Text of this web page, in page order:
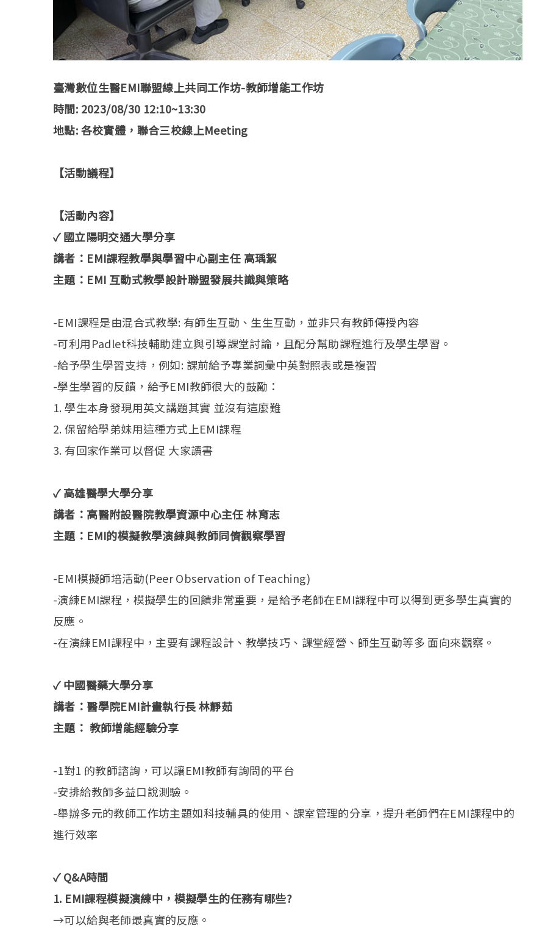
臺灣數位生醫EMI聯盟線上共同工作坊-教師增能工作坊
時間: 2023/08/30 12:10~13:30
地點: 各校實體，聯合三校線上Meeting
【活動議程】
【活動內容】
✓ 國立陽明交通大學分享
講者：EMI課程教學與學習中心副主任 高瑀絜
主題：EMI 互動式教學設計聯盟發展共識與策略
-EMI課程是由混合式教學: 有師生互動、生生互動，並非只有教師傳授內容
-可利用Padlet科技輔助建立與引導課堂討論，且配分幫助課程進行及學生學習。
-給予學生學習支持，例如: 課前給予專業詞彙中英對照表或是複習
-學生學習的反饋，給予EMI教師很大的鼓勵：
1. 學生本身發現用英文講題其實 並沒有這麼難
2. 保留給學弟妹用這種方式上EMI課程
3. 有回家作業可以督促 大家讀書
✓高雄醫學大學分享
講者：高醫附設醫院教學資源中心主任 林育志
主題：EMI的模擬教學演練與教師同儕觀察學習
-EMI模擬師培活動(Peer Observation of Teaching)
-演練EMI課程，模擬學生的回饋非常重要，是給予老師在EMI課程中可以得到更多學生真實的
反應。
-在演練EMI課程中，主要有課程設計、教學技巧、課堂經營、師生互動等多 面向來觀察。
✓ 中國醫藥大學分享
講者：醫學院EMI計畫執行長 林靜茹
主題： 教師增能經驗分享
-1對1 的教師諮詢，可以讓EMI教師有詢問的平台
-安排給教師多益口說測驗。
-舉辦多元的教師工作坊主題如科技輔具的使用、課室管理的分享，提升老師們在EMI課程中的
進行效率
✓ Q&A時間
1. EMI課程模擬演練中，模擬學生的任務有哪些?
→可以給與老師最真實的反應。